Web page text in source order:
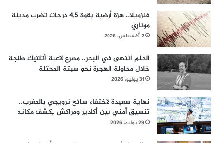
فنزويلا.. هزة أرضية بقوة 4,5 درجات تضرب مدينة
موناري
2 أغسطس، 2026
الحلم انتهى في البحر.. مصرع لاعبة أتلتيك طنجة
خلال محاولة الهجرة نحو سبتة المحتلة
31 يوليو، 2026
نهاية سعيدة لاختفاء سائح نرويجي بالمغرب..
تنسيق أمني بين أكادير ومراكش يكشف مكانه
29 يوليو، 2026